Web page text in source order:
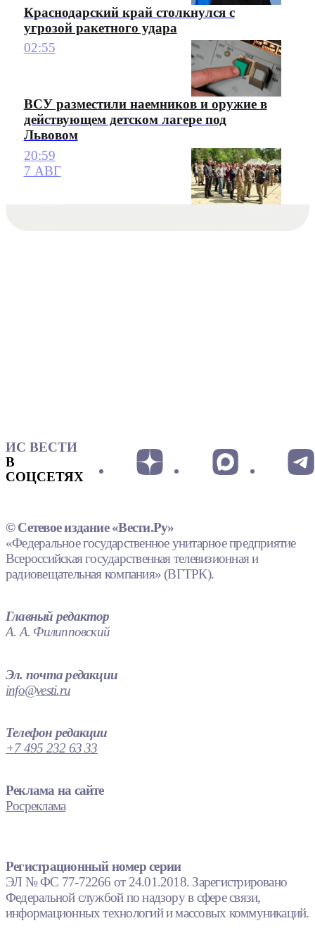
Краснодарский край столкнулся с
угрозой ракетного удара
02:55
ВСУ разместили наемников и оружие в
действующем детском лагере под
Львовом
20:59
7 АВГ
ИС ВЕСТИ
В
СОЦСЕТЯХ
© Сетевое издание «Вести.Ру»
«Федеральное государственное унитарное предприятие
Всероссийская государственная телевизионная и
радиовещательная компания» (ВГТРК).
Главный редактор
А. А. Филипповский
Эл. почта редакции
info@vesti.ru
Телефон редакции
+7 495 232 63 33
Реклама на сайте
Росреклама
Регистрационный номер серии
ЭЛ № ФС 77-72266 от 24.01.2018. Зарегистрировано
Федеральной службой по надзору в сфере связи,
информационных технологий и массовых коммуникаций.